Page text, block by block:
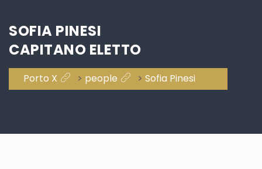
SOFIA PINESI
CAPITANO ELETTO
Porto X > people > Sofia Pinesi